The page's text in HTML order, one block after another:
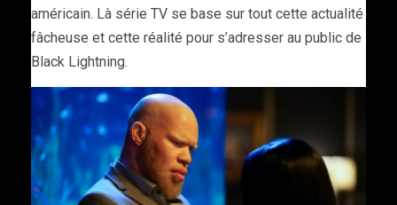
américain. Là série TV se base sur tout cette actualité
fâcheuse et cette réalité pour s’adresser au public de
Black Lightning.